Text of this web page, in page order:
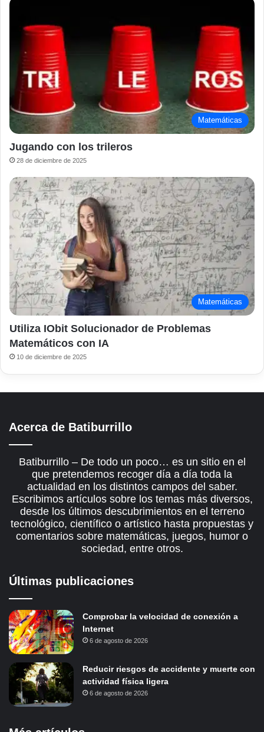
Matemáticas
Jugando con los trileros
28 de diciembre de 2025
Matemáticas
Utiliza IObit Solucionador de Problemas
Matemáticos con IA
10 de diciembre de 2025
Acerca de Batiburrillo
Batiburrillo – De todo un poco… es un sitio en el
que pretendemos recoger día a día toda la
actualidad en los distintos campos del saber.
Escribimos artículos sobre los temas más diversos,
desde los últimos descubrimientos en el terreno
tecnológico, científico o artístico hasta propuestas y
comentarios sobre matemáticas, juegos, humor o
sociedad, entre otros.
Últimas publicaciones
Comprobar la velocidad de conexión a
Internet
6 de agosto de 2026
Reducir riesgos de accidente y muerte con
actividad física ligera
6 de agosto de 2026